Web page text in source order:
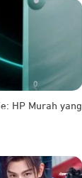
HP Murah yang